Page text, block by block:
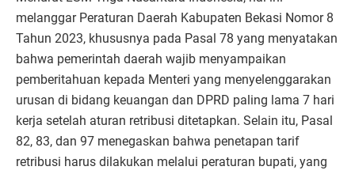
melanggar Peraturan Daerah Kabupaten Bekasi Nomor 8
Tahun 2023, khususnya pada Pasal 78 yang menyatakan
bahwa pemerintah daerah wajib menyampaikan
pemberitahuan kepada Menteri yang menyelenggarakan
urusan di bidang keuangan dan DPRD paling lama 7 hari
kerja setelah aturan retribusi ditetapkan. Selain itu, Pasal
82, 83, dan 97 menegaskan bahwa penetapan tarif
retribusi harus dilakukan melalui peraturan bupati, yang